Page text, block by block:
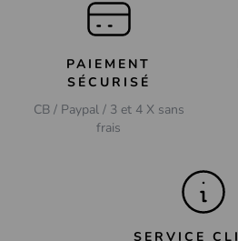
PAIEMENT
SÉCURISÉ
CB / Paypal / 3 et 4 X sans
frais
SERVICE